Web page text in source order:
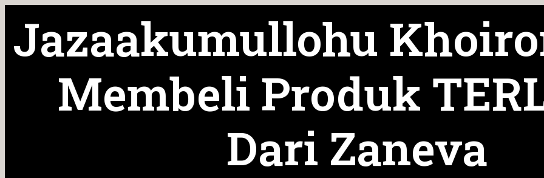
Jazaakumullohu
Membeli Produk
Dari Zaneva